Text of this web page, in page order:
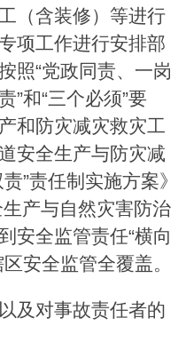
（含装修）等进行
项工作进行安排部
照“党政同责、一岗
”和“三个必须”要
和防灾减灾救灾工
安全生产与防灾减
”责任制实施方案》
产与自然灾害防治
安全监管责任“横向
安全监管全覆盖。
及对事故责任者的